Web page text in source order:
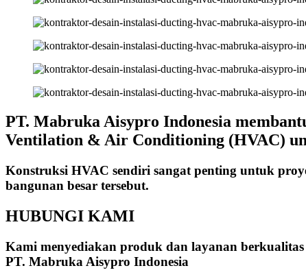
PT. Mabruka Aisypro Indonesia
Ventilation & Air Conditioning (HVAC)
Konstruksi HVAC sendiri sangat penting untuk
bangunan besar tersebut.
HUBUNGI KAMI
Kami menyediakan produk dan layanan
PT. Mabruka Aisypro Indonesia